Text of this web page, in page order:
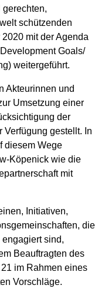
schützenden
mit der Agenda
Goals/
weitergeführt.
Akteurinnen und
Umsetzung einer
der
Verfügung gestellt. In
diesem Wege
Köpenick wie die
mit
Initiativen,
die
sind,
Beauftragten des
im Rahmen eines
Vorschläge.